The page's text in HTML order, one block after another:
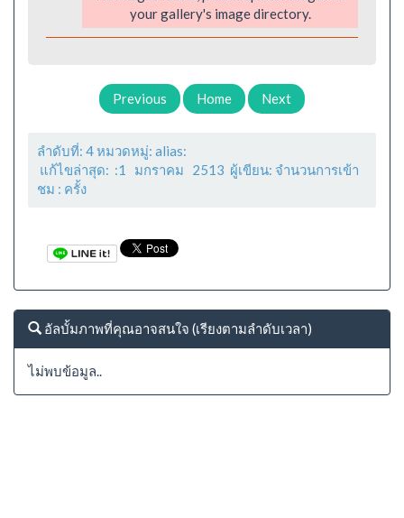
your gallery's image directory.
Previous Home Next
ลำดับที่: 4 หมวดหมู่: alias:
แก้ไขล่าสุด: :1 มกราคม 2513 ผู้เขียน: จำนวนการเข้า
ชม : ครั้ง
อัลบั้มภาพที่คุณอาจสนใจ (เรียงตามลำดับเวลา)
ไม่พบข้อมูล..